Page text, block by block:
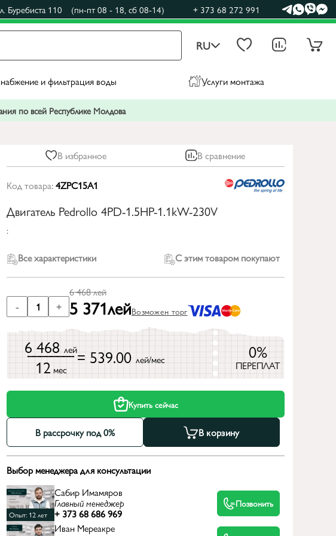
Буребиста 110 (пн-пт 08 - 18, сб 08-14) + 373 68 272 991
RU
и фильтрация воды Услуги монтажа
по всей Республике Молдова
В избранное В сравнение
Код товара:4ZPC15A1
Двигатель Pedrollo 4PD-1.5HP-1.1kW-230V
:
Все характеристики
С этим товаром покупают
- 1 +
6 468лей
5 371лейВозможен торг
6 468 лей
12 мес
= 539.00 лей/мес 0%
ПЕРЕПЛАТ
Купить сейчас
В рассрочку под 0% В корзину
Выбор менеджера для консультации
Опыт: 12 лет
Сабир Имамяров
Главный менеджер
+ 373 68 686 969
Позвонить
Иван Мереакре